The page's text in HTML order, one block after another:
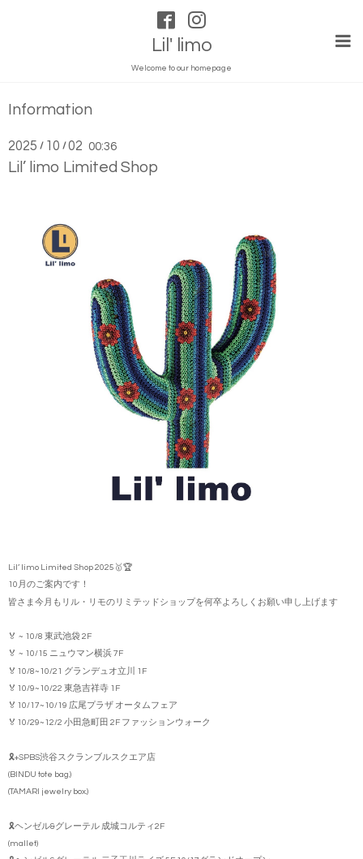
Lil' limo
Welcome to our homepage
Information
2025 / 10 /02 00:36
Lil’ limo Limited Shop
Lil’ limo Limited Shop 2025🥇🏆
10月のご案内です！
皆さま今月もリル・リモのリミテッドショップを何卒よろしくお願い申し上げます
🏅 ~ 10/8 東武池袋 2F
🏅 ~ 10/15 ニュウマン横浜 7F
🏅10/8~10/21 グランデュオ立川 1F
🏅10/9~10/22 東急吉祥寺 1F
🏅10/17~10/19 広尾プラザ オータムフェア
🏅10/29~12/2 小田急町田 2F ファッションウォーク
🎗️+SPBS渋谷スクランブルスクエア店
(BINDU tote bag.)
(TAMARI jewelry box.)
🎗️ヘンゼル&グレーテル 成城コルティ2F
(mallet)